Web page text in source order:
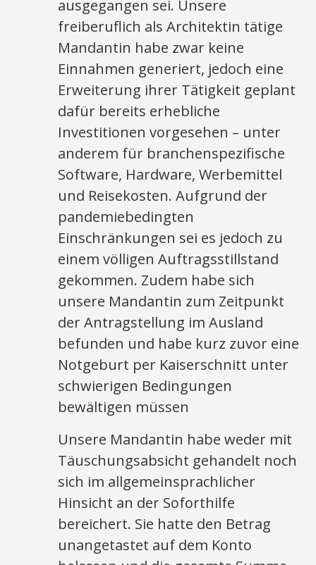
ausgegangen sei. Unsere
freiberuflich als Architektin tätige
Mandantin habe zwar keine
Einnahmen generiert, jedoch eine
Erweiterung ihrer Tätigkeit geplant
dafür bereits erhebliche
Investitionen vorgesehen – unter
anderem für branchenspezifische
Software, Hardware, Werbemittel
und Reisekosten. Aufgrund der
pandemiebedingten
Einschränkungen sei es jedoch zu
einem völligen Auftragsstillstand
gekommen. Zudem habe sich
unsere Mandantin zum Zeitpunkt
der Antragstellung im Ausland
befunden und habe kurz zuvor eine
Notgeburt per Kaiserschnitt unter
schwierigen Bedingungen
bewältigen müssen
Unsere Mandantin habe weder mit
Täuschungsabsicht gehandelt noch
sich im allgemeinsprachlicher
Hinsicht an der Soforthilfe
bereichert. Sie hatte den Betrag
unangetastet auf dem Konto